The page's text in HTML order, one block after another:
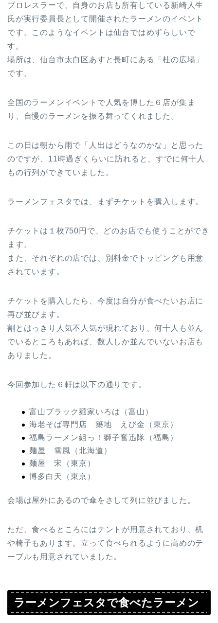
プロレスラーで、自身のお店も所有している新崎人生
氏が実行委員長として開催されたラーメンのイベント
です。このようなイベントは仙台ではめずらしいで
す。
場所は、仙台市太白区あすと長町にある「杜の広場」
です。
全国のラーメンイベントで人気を博した６店が集ま
り、自慢のラーメンを振る舞ってくれました。
この日は朝から雨で「人出はどうなのかな」と思った
のですが、11時過ぎくらいに訪れると、すでに何十人
もの行列ができていました。
ラーメンフェスタでは、まずチケットを購入します。
チケットは１枚750円で、どのお店でも使うことができ
ます。
また、それぞれの店では、別料金でトッピングも用意
されています。
チケットを購入したら、今度は自分が食べたいお店に
再び並びます。
割とはっきり人気不人気が現れており、何十人も並ん
でいるところもあれば、数人しか並んでいないお店も
ありました。
今回参加した６軒は以下の通りです。
富山ブラック麺家いろは（富山）
海老そば専門店 築地 えび金（東京）
福島ラーメン組っ！獅子奮迅隊（福島）
麺屋 雪風（北海道）
麺屋 宋（東京）
博多白天（東京）
会場は屋外にあるので傘をさして列に並びました。
ただ、食べるところにはテントが用意されており、机
や椅子もあります。立って食べられるように高めのテ
ーブルも用意されていました。
ラーメンフェスタで食べたラーメン